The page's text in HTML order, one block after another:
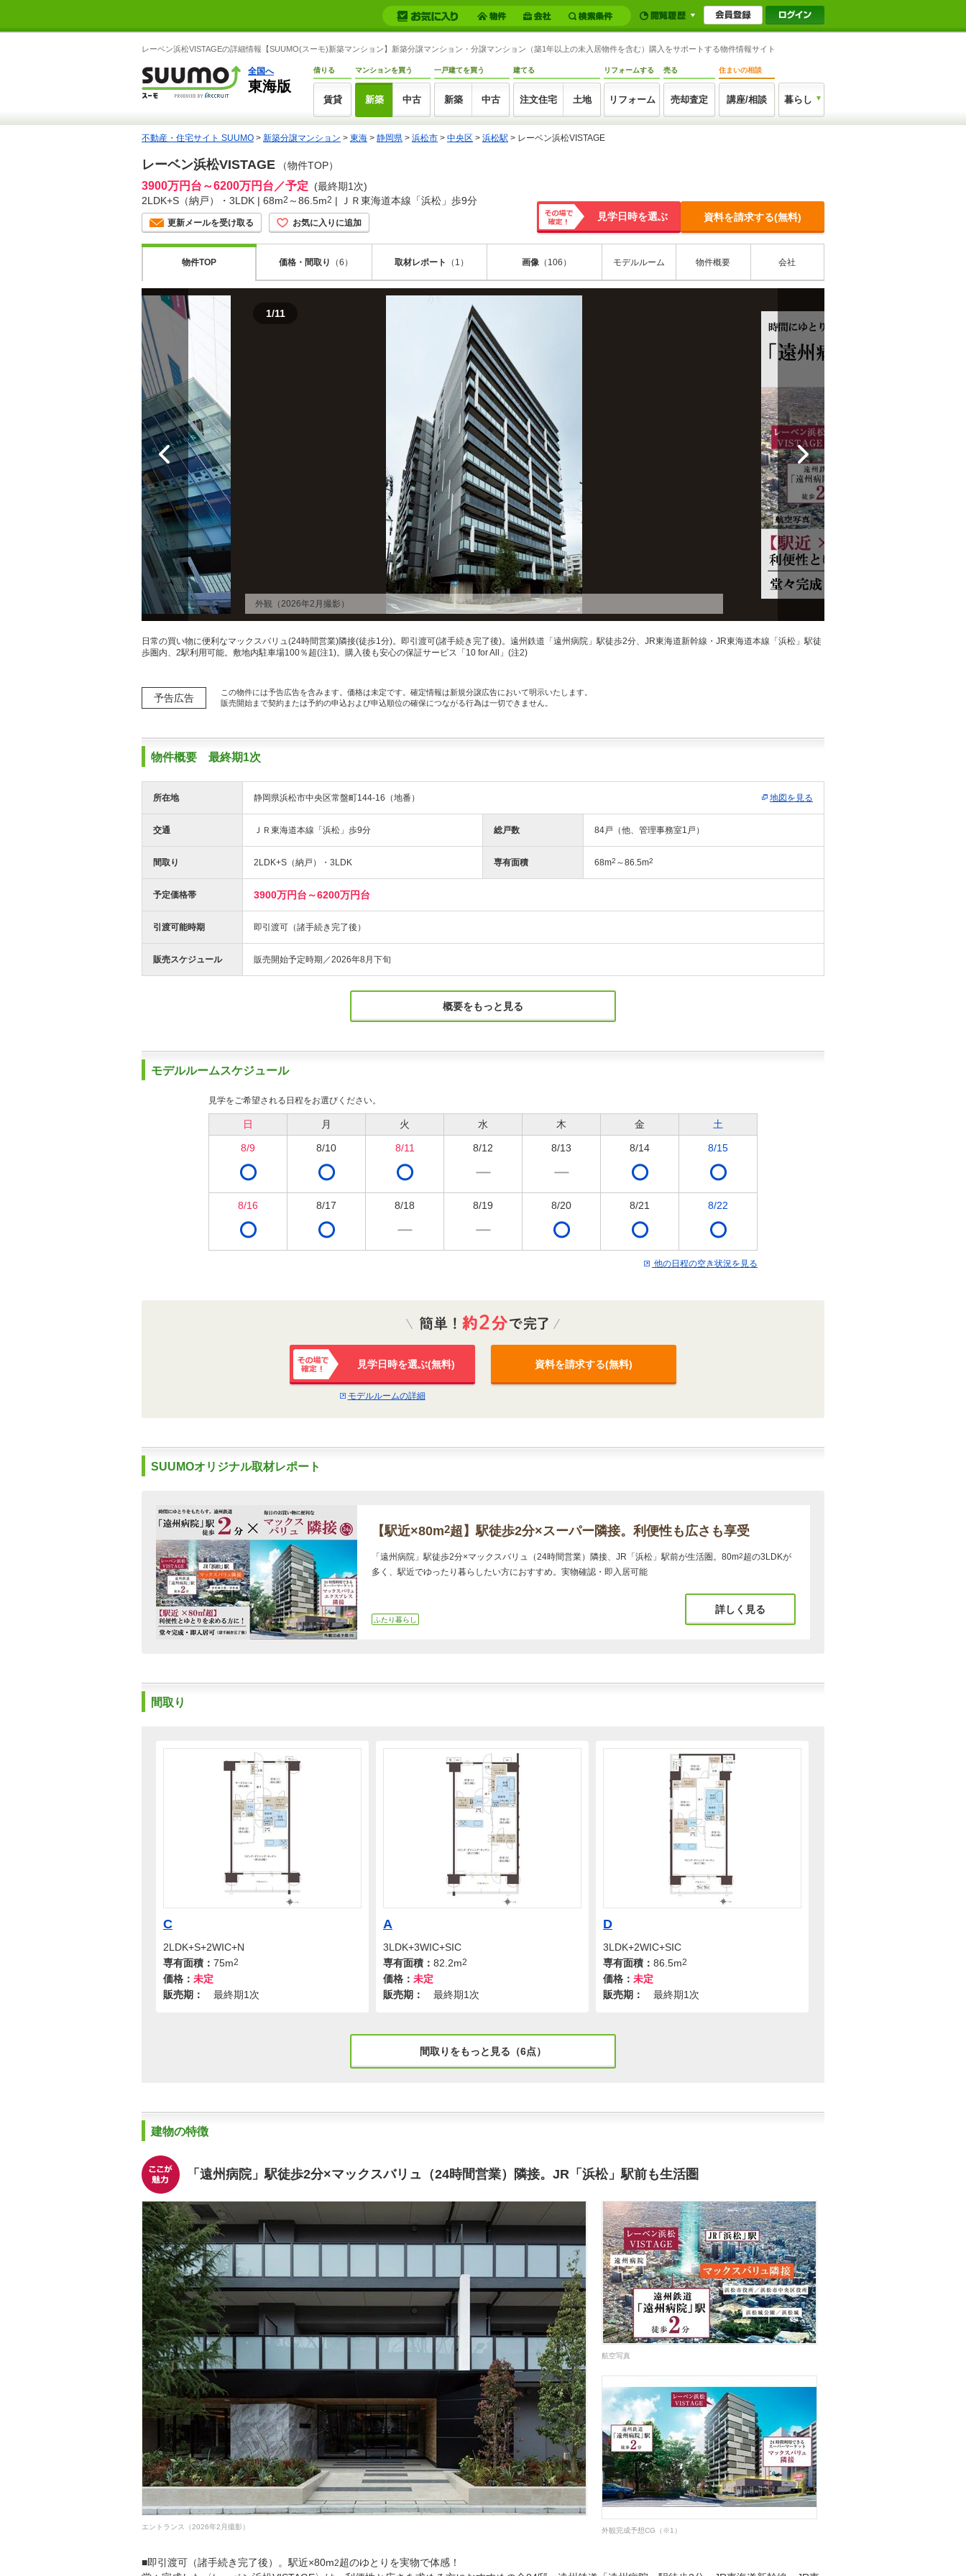
レーベン浜松VISTAGEの詳細情報【SUUMO(スーモ)新築マンション】新築分譲マンション・分譲マンション（築1年以上の未入居物件を含む）購入をサポートする物件情報サイト
全国へ
東海版
借りる
賃貸
マンションを買う
新築 中古
一戸建てを買う
新築 中古
建てる
注文住宅 土地
リフォームする
リフォーム
売る
売却査定
住まいの相談
講座/相談 暮らし
不動産・住宅サイト SUUMO > 新築分譲マンション > 東海 > 静岡県 > 浜松市 > 中央区 > 浜松駅 > レーベン浜松VISTAGE
レーベン浜松VISTAGE （物件TOP）
3900万円台～6200万円台／予定
(最終期1次)
2LDK+S（納戸）・3LDK | 68m2 ～86.5m2 | ＪＲ東海道本線「浜松」歩9分
更新メールを受け取る
お気に入りに追加
見学日時を選ぶ 資料を請求する(無料)
物件TOP 価格・間取り （6） 取材レポート （1） 画像（106） モデルルーム 物件概要 会社
1/11
外観（2026年2月撮影）
日常の買い物に便利なマックスバリュ(24時間営業)隣接(徒歩1分)。即引渡可(諸手続き完了後)。遠州鉄道「遠州病院」駅徒歩2分、JR東海道新幹線・JR東海道本線「浜松」駅徒
歩圏内、2駅利用可能。敷地内駐車場100％超(注1)。購入後も安心の保証サービス「10 for All」(注2)
予告広告
この物件には予告広告を含みます。価格は未定です。確定情報は新規分譲広告において明示いたします。
販売開始まで契約または予約の申込および申込順位の確保につながる行為は一切できません。
物件概要 最終期1次
所在地 静岡県浜松市中央区常盤町144-16（地番） 地図を見る
交通 ＪＲ東海道本線「浜松」歩9分 総戸数 84戸（他、管理事務室1戸）
間取り 2LDK+S（納戸）・3LDK 専有面積 68m2 ～86.5m2
予定価格帯 3900万円台～6200万円台
引渡可能時期 即引渡可（諸手続き完了後）
販売スケジュール 販売開始予定時期／2026年8月下旬
概要をもっと見る
モデルルームスケジュール
見学をご希望される日程をお選びください。
日 月 火 水 木 金 土
8/9 8/10 8/11 8/12 8/13 8/14 8/15
8/16 8/17 8/18 8/19 8/20 8/21 8/22
他の日程の空き状況を見る
その場で確
見学日時を選ぶ(無料) 資料を請求する(無料)
モデルルームの詳細
SUUMOオリジナル取材レポート
【駅近×80m2超】駅徒歩2分×スーパー隣接。利便性も広さも享受
「遠州病院」駅徒歩2分×マックスバリュ（24時間営業）隣接、JR「浜松」駅前が生活圏。80m2超の3LDKが
多く、駅近でゆったり暮らしたい方におすすめ。実物確認・即入居可能
詳しく見る
ふたり暮らし
間取り
C
2LDK+S+2WIC+N
専有面積： 75m2
価格： 未定
販売期：
最終期1次
A
3LDK+3WIC+SIC
専有面積： 82.2m2
価格： 未定
販売期：
最終期1次
D
3LDK+2WIC+SIC
専有面積： 86.5m2
価格： 未定
販売期：
最終期1次
間取りをもっと見る（6点）
建物の特徴
「遠州病院」駅徒歩2分×マックスバリュ（24時間営業）隣接。JR「浜松」駅前も生活圏
エントランス（2026年2月撮影）
航空写真
外観完成予想CG（※1）
■即引渡可（諸手続き完了後）。駅近×80m2超のゆとりを実物で体感！